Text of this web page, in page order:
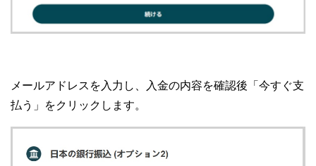
メールアドレスを入力し、入金の内容を確認後「今すぐ支
払う」をクリックします。